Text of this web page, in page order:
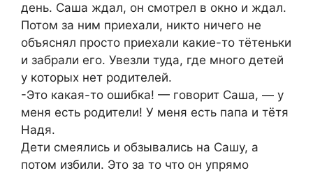
день. Саша ждал, он смотрел в окно и ждал.
Потом за ним приехали, никто ничего не
объяснял просто приехали какие-то тётеньки
и забрали его. Увезли туда, где много детей
у которых нет родителей.
-Это какая-то ошибка! — говорит Саша, — у
меня есть родители! У меня есть папа и тётя
Надя.
Дети смеялись и обзывались на Сашу, а
потом избили. Это за то что он упрямо